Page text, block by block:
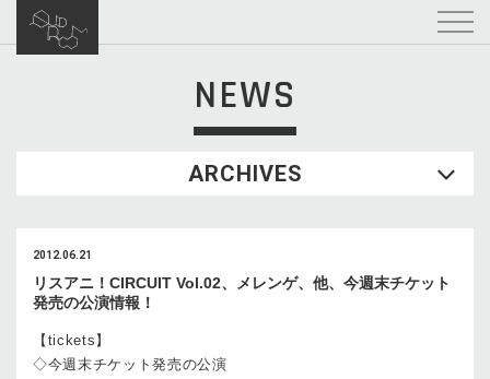
NEWS
ARCHIVES
2012.06.21
リスアニ！CIRCUIT Vol.02、メレンゲ、他、今週末チケット
発売の公演情報！
【tickets】
◇今週末チケット発売の公演